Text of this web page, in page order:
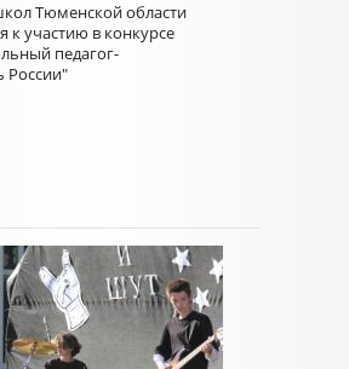
Тюменской области
к участию в конкурсе
педагог-
России"